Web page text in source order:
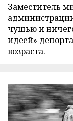
Заместитель
чушью и
идеей»
возраста.